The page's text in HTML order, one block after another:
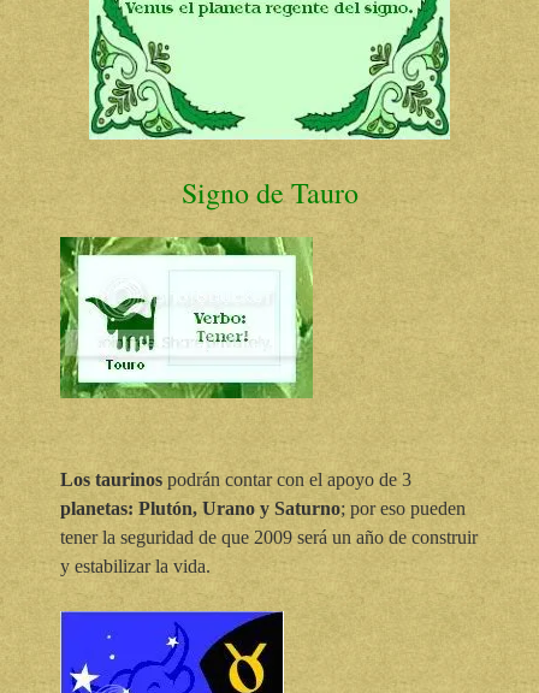
Signo de Tauro
Los taurinos podrán contar con el apoyo de 3
planetas: Plutón, Urano y Saturno; por eso pueden
tener la seguridad de que 2009 será un año de construir
y estabilizar la vida.